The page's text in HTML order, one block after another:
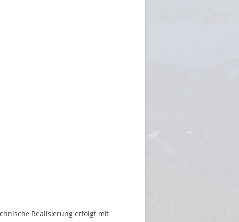
Realisierung erfolgt mit